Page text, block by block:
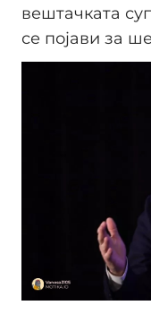
вештачката
се појави за